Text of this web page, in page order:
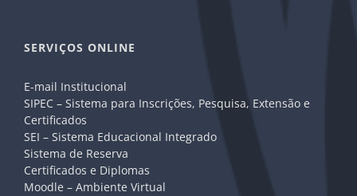
SERVIÇOS ONLINE
E-mail Institucional
SIPEC – Sistema para Inscrições, Pesquisa, Extensão e
Certificados
SEI – Sistema Educacional Integrado
Sistema de Reserva
Certificados e Diplomas
Moodle – Ambiente Virtual